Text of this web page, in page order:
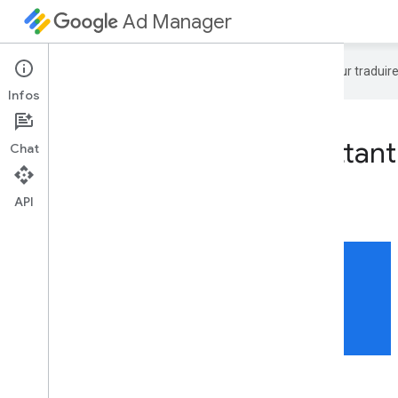
Ad Manager
Google utilise la technologie IA pour
Ensemble d'outils
Google Ad Manager.
Infos
Chat
API